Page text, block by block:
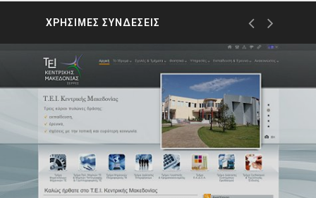
ΧΡΗΣΙΜΕΣ ΣΥΝΔΕΣΕΙΣ